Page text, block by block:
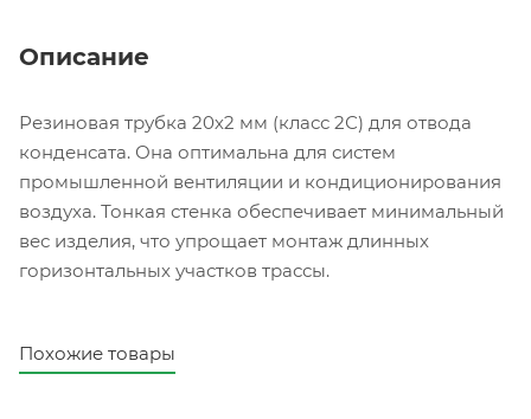
Описание
Резиновая трубка 20х2 мм (класс 2С) для отвода
конденсата. Она оптимальна для систем
промышленной вентиляции и кондиционирования
воздуха. Тонкая стенка обеспечивает минимальный
вес изделия, что упрощает монтаж длинных
горизонтальных участков трассы.
Похожие товары